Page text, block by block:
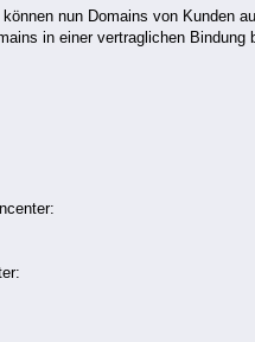
nun Domains von Kunden
in einer vertraglichen Bindung